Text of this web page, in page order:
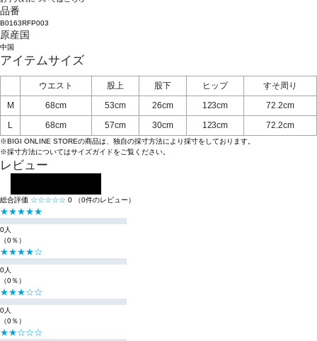
品番
B0163RFP003
原産国
中国
アイテムサイズ
ウエスト 股上 股下 ヒップ
すそ周り
M
68cm 53cm 26cm 123cm
72.2cm
L
68cm 57cm 30cm 123cm 72.2cm
※BIGI ONLINE STOREの商品は、独自の採寸方法により採寸をしております。
※採寸方法についてはサイズガイドをご覧ください。
レビュー
総合評価 ☆☆☆☆☆ 0 （0件のレビュー）
★★★★★
0人
（0％）
★★★★☆
0人
（0％）
★★★☆☆
0人
（0％）
★★☆☆☆